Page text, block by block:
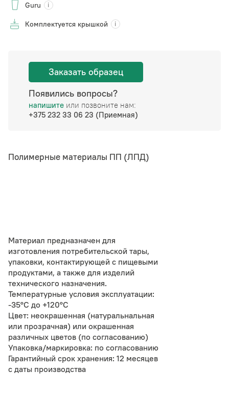
Guru
Комплектуется крышкой
Заказать образец
Появились вопросы?
напишите или позвоните нам:
+375 232 33 06 23 (Приемная)
Полимерные материалы ПП (ЛПД)
Материал предназначен для
изготовления потребительской тары,
упаковки, контактирующей с пищевыми
продуктами, а также для изделий
технического назначения.
Температурные условия эксплуатации:
-35°С до +120°С
Цвет: неокрашенная (натуральнальная
или прозрачная) или окрашенная
различных цветов (по согласованию)
Упаковка/маркировка: по согласованию
Гарантийный срок хранения: 12 месяцев
с даты производства